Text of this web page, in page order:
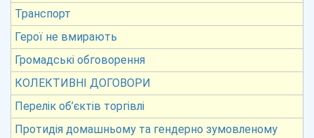
Транспорт
Герої не вмирають
Громадські обговорення
КОЛЕКТИВНІ ДОГОВОРИ
Перелік об’єктів торгівлі
Протидія домашньому та гендерно зумовленому